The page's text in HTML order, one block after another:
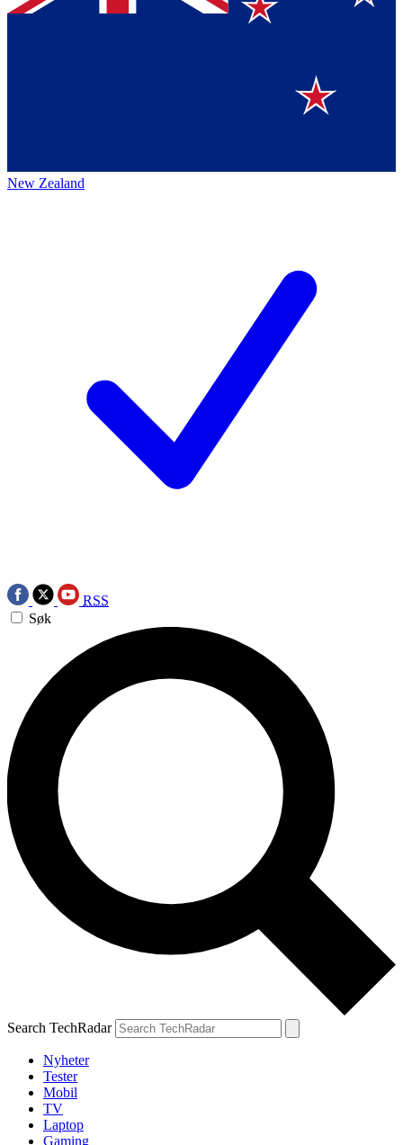
New Zealand
RSS
Søk
Search TechRadar
Nyheter
Tester
Mobil
TV
Laptop
Gaming